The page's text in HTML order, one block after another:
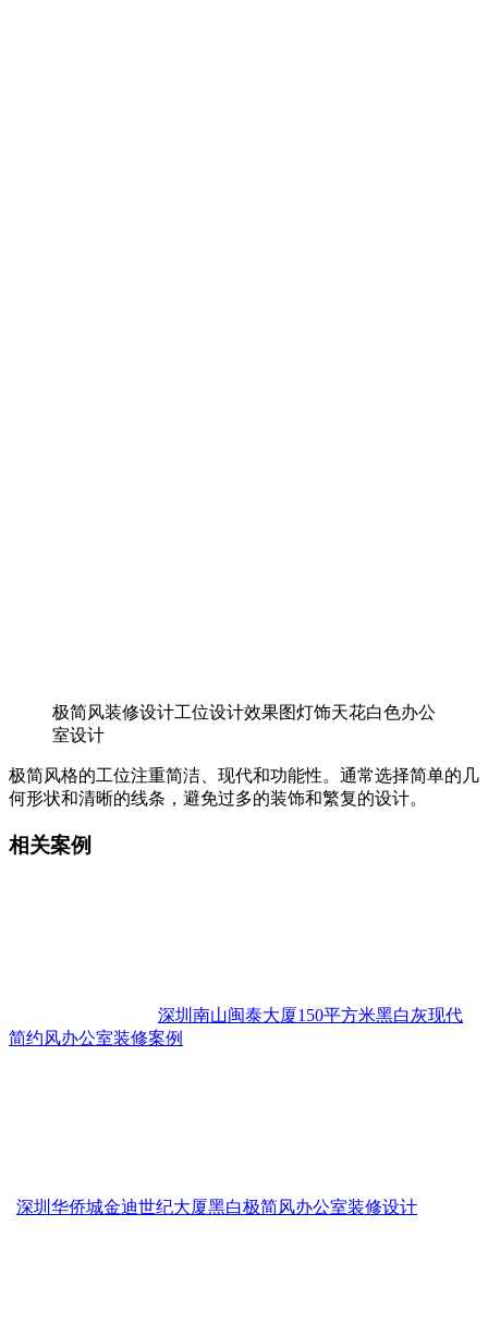
极简风装修设计工位设计效果图灯饰天花白色办公
室设计
极简风格的工位注重简洁、现代和功能性。通常选择简单的几
何形状和清晰的线条，避免过多的装饰和繁复的设计。
相关案例
深圳南山闽泰大厦150平方米黑白灰现代
简约风办公室装修案例
深圳华侨城金迪世纪大厦黑白极简风办公室装修设计